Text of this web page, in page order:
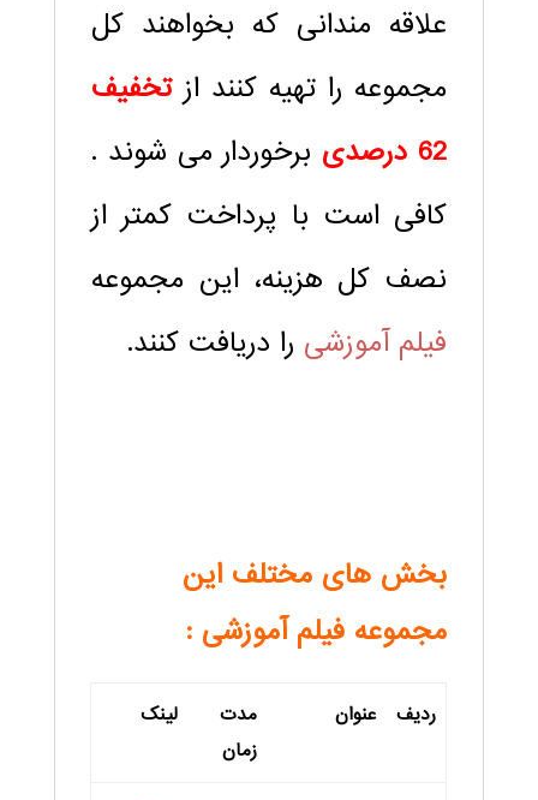
علاقه مندانی که بخواهند کل
مجموعه را تهیه کنند ازتخفیف
62 درصدی
برخوردار می شوند .
کافی است با پرداخت کمتر از
نصف کل هزینه، این مجموعه
فیلم آموزشی را دریافت کنند.
بخش های مختلف این
مجموعه فیلم آموزشی :
ردیف عنوان
مدت
زمان
لینک